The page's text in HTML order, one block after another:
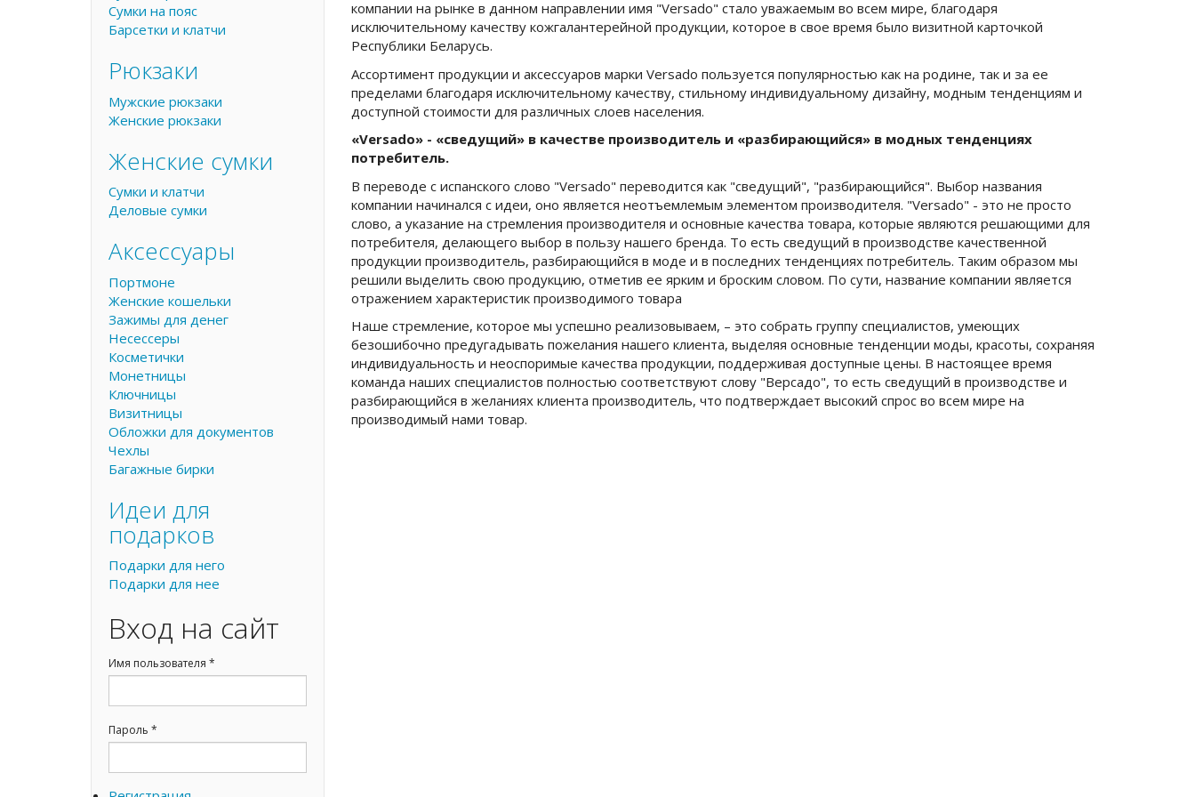
компании на рынке в данном направлении имя "Versado" стало уважаемым во всем мире, благодаря
исключительному качеству кожгалантерейной продукции, которое в свое время было визитной карточкой
Республики Беларусь.
Ассортимент продукции и аксессуаров марки Versado пользуется популярностью как на родине, так и за ее
пределами благодаря исключительному качеству, стильному индивидуальному дизайну, модным тенденциям и
доступной стоимости для различных слоев населения.
«Versado» - «сведущий» в качестве производитель и «разбирающийся» в модных тенденциях
потребитель.
В переводе с испанского слово "Versado" переводится как "сведущий", "разбирающийся". Выбор названия
компании начинался с идеи, оно является неотъемлемым элементом производителя. "Versado" - это не просто
слово, а указание на стремления производителя и основные качества товара, которые являются решающими для
потребителя, делающего выбор в пользу нашего бренда. То есть сведущий в производстве качественной
продукции производитель, разбирающийся в моде и в последних тенденциях потребитель. Таким образом мы
решили выделить свою продукцию, отметив ее ярким и броским словом. По сути, название компании является
отражением характеристик производимого товара
Наше стремление, которое мы успешно реализовываем, – это собрать группу специалистов, умеющих
безошибочно предугадывать пожелания нашего клиента, выделяя основные тенденции моды, красоты, сохраняя
индивидуальность и неоспоримые качества продукции, поддерживая доступные цены. В настоящее время
команда наших специалистов полностью соответствуют слову "Версадо", то есть сведущий в производстве и
разбирающийся в желаниях клиента производитель, что подтверждает высокий спрос во всем мире на
производимый нами товар.
Сумки на пояс
Барсетки и клатчи
Рюкзаки
Мужские рюкзаки
Женские рюкзаки
Женские сумки
Сумки и клатчи
Деловые сумки
Аксессуары
Портмоне
Женские кошельки
Зажимы для денег
Несессеры
Косметички
Монетницы
Ключницы
Визитницы
Обложки для документов
Чехлы
Багажные бирки
Идеи для
подарков
Подарки для него
Подарки для нее
Вход на сайт
Имя пользователя *
Пароль *